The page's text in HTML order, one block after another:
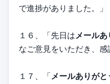
で進捗がありました。」
１６、「先日はメール
なご意見をいただき、感
１７、「メールありが